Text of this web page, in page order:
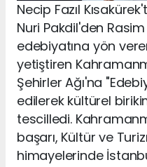
Necip Fazıl
Nuri Pakdil'den
edebiyatına yön
yetiştiren
Şehirler Ağı'na
edilerek kültürel
tescilledi.
başarı, Kültür ve
himayelerinde